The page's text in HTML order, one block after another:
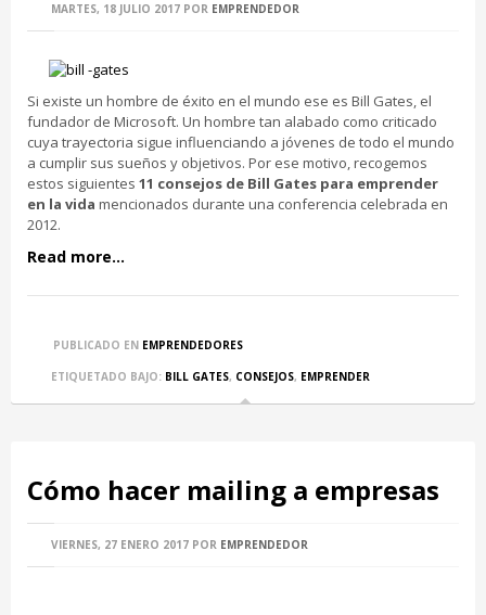
MARTES, 18 JULIO 2017 POR EMPRENDEDOR
Si existe un hombre de éxito en el mundo ese es Bill Gates, el
fundador de Microsoft. Un hombre tan alabado como criticado
cuya trayectoria sigue influenciando a jóvenes de todo el mundo
a cumplir sus sueños y objetivos. Por ese motivo, recogemos
estos siguientes 11 consejos de Bill Gates para emprender
en la vida mencionados durante una conferencia celebrada en
2012.
Read more...
PUBLICADO EN EMPRENDEDORES
ETIQUETADO BAJO: BILL GATES, CONSEJOS, EMPRENDER
Cómo hacer mailing a empresas
VIERNES, 27 ENERO 2017 POR EMPRENDEDOR